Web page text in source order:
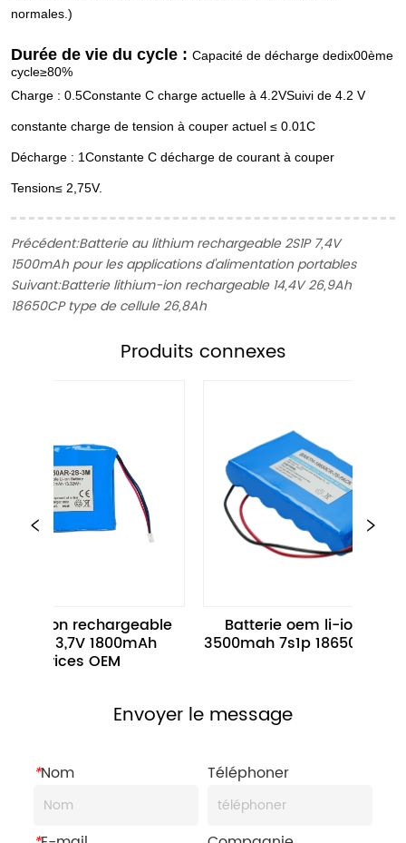
normales.)
Durée de vie du cycle :Capacité de décharge dedix00ème
cycle≥80%
Charge : 0.5Constante Ccharge actuelle à 4. 2VSuivi de 4. 2 V
constantecharge de tension à couperactuel≤ 0.01C
Décharge : 1Constante Cdécharge de courant à couper
Tension≤ 2,75V.
Précédent:Batterie au lithium rechargeable 2S1P 7,4V
1500mAh pour les applications d'alimentation portables
Suivant:Batterie lithium-ion rechargeable 14,4V 26,9Ah
18650CP type de cellule 26,8Ah
Produits connexes
ion rechargeable
3,7V 1800mAh
OEM
Batterie oem li-ion 25,2v
3500mah 7s1p 18650 batteries
Envoyer le message
*Nom Téléphoner